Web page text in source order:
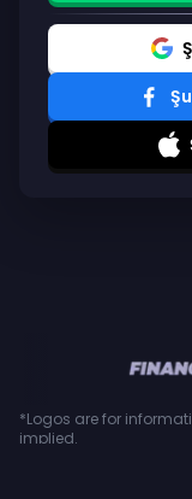
*Logos are for
implied.